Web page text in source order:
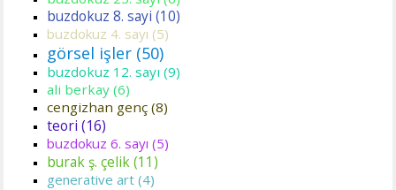
buzdokuz 8. sayi (10)
buzdokuz 4. sayı (5)
görsel işler (50)
buzdokuz 12. sayı (9)
ali berkay (6)
cengizhan genç (8)
teori (16)
buzdokuz 6. sayı (5)
burak ş. çelik (11)
generative art (4)